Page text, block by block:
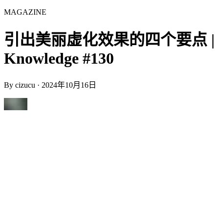
MAGAZINE
引出美丽虚化效果的四个要点 |
Knowledge #130
By cizucu · 2024年10月16日